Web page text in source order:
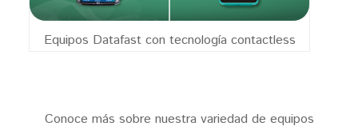
Equipos Datafast con tecnología contactless
Conoce más sobre nuestra variedad de equipos